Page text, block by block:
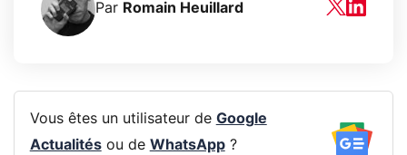
Par Romain Heuillard
Vous êtes un utilisateur de Google
Actualitésou de WhatsApp?